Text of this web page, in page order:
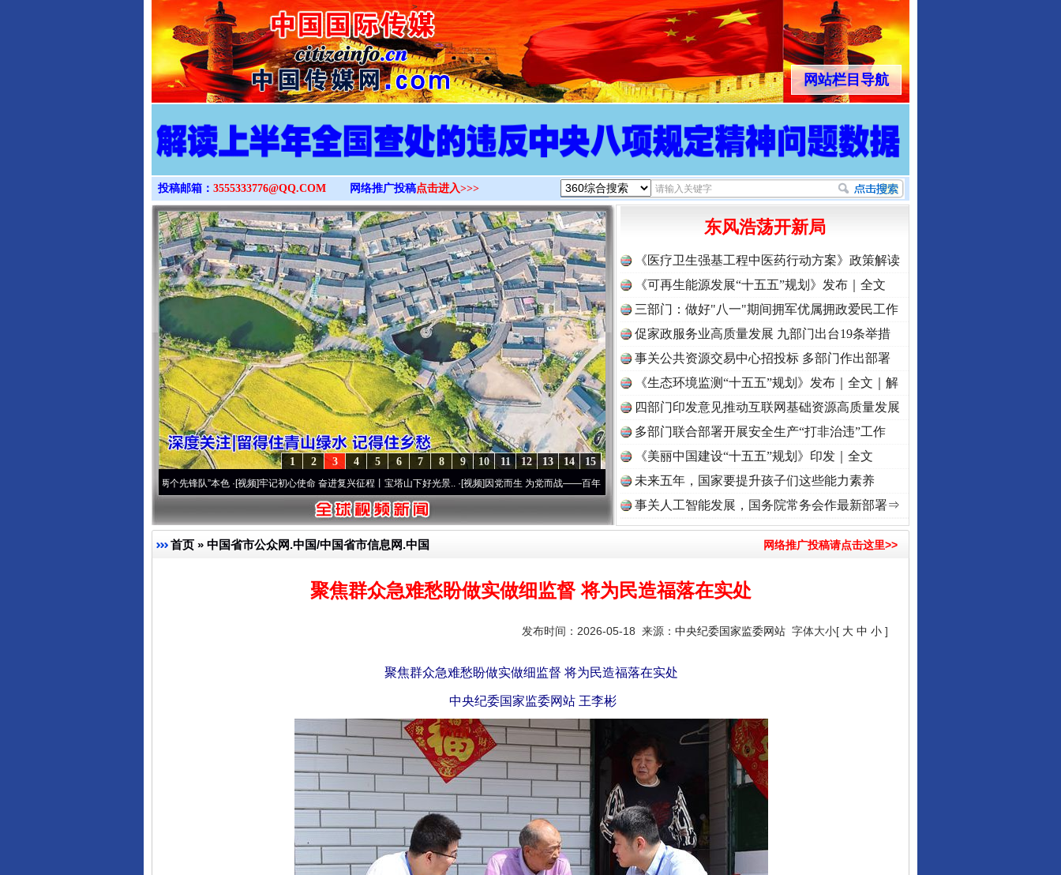
>
网站栏目导航
投稿邮箱： 3555333776@QQ.COM 网络推广投稿点击进入>>>
15
14
13
12
11
10
9
8
7
6
5
4
3
2
1
永葆“两个先锋队”本色·[视频]牢记初心使命 奋进复兴征程丨宝塔山下好光景..·[视频]因党而生 为党而战——百年“纪”事⑧加强纪律..·[视频]牢记初心使命 奋进复兴征程丨“转折之城”激荡..·[视频]
东风浩荡开新局
《医疗卫生强基工程中医药行动方案》政策解读
《可再生能源发展“十五五”规划》发布｜全文
三部门：做好"八一"期间拥军优属拥政爱民工作
促家政服务业高质量发展 九部门出台19条举措
事关公共资源交易中心招投标 多部门作出部署
《生态环境监测“十五五”规划》发布｜全文｜解
读
四部门印发意见推动互联网基础资源高质量发展
多部门联合部署开展安全生产“打非治违”工作
《美丽中国建设“十五五”规划》印发｜全文
未来五年，国家要提升孩子们这些能力素养
事关人工智能发展，国务院常务会作最新部署⇒
首页 » 中国省市公众网.中国/中国省市信息网.中国 网络推广投稿请点击这里>>
聚焦群众急难愁盼做实做细监督 将为民造福落在实处
发布时间：2026-05-18 来源： 中央纪委国家监委网站 字体大小[ 大 中 小 ]
聚焦群众急难愁盼做实做细监督 将为民造福落在实处
中央纪委国家监委网站 王李彬